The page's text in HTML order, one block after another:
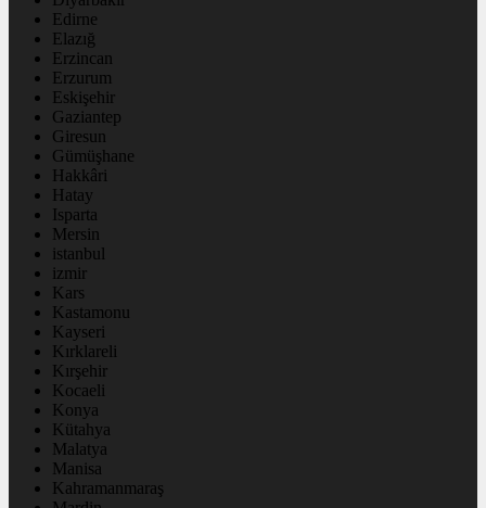
Edirne
Elazığ
Erzincan
Erzurum
Eskişehir
Gaziantep
Giresun
Gümüşhane
Hakkâri
Hatay
Isparta
Mersin
istanbul
izmir
Kars
Kastamonu
Kayseri
Kırklareli
Kırşehir
Kocaeli
Konya
Kütahya
Malatya
Manisa
Kahramanmaraş